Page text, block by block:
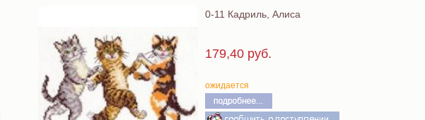
0-11 Кадриль, Алиса
179,40 руб.
ожидается